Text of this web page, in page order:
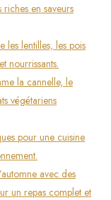
en saveurs
les lentilles, les pois
nourrissants.
la cannelle, le
végétariens
pour une cuisine
avec des
un repas complet et